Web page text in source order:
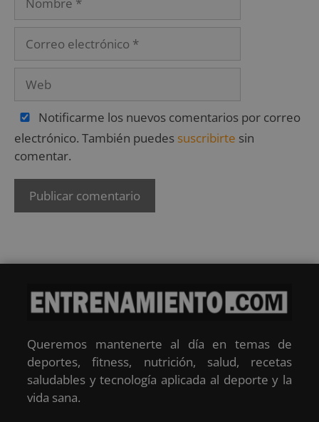
Notificarme los nuevos comentarios por correo
electrónico. También puedes suscribirte sin
comentar.
Queremos mantenerte al día en temas de
deportes, fitness, nutrición, salud, recetas
saludables y tecnología aplicada al deporte y la
vida sana.